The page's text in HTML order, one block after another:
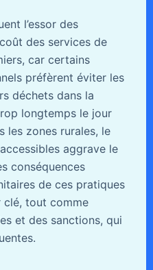
l’essor des
des services de
car certains
préfèrent éviter les
déchets dans la
longtemps le jour
les zones rurales, le
aggrave le
conséquences
de ces pratiques
clé, tout comme
et des sanctions, qui